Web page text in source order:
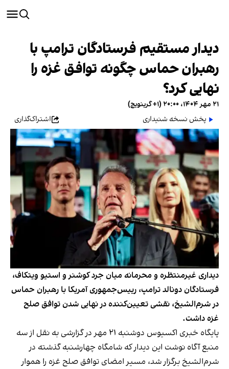
دیدار مستقیم فرستادگان ترامپ با
رهبران حماس چگونه توافق غزه را
نهایی کرد؟
۲۱ مهر ۱۴۰۴، ۲۰:۰۰ (‎+۱ گرینویچ)
پخش نسخه شنیداری
اشتراک‌گذاری
دیداری غیرمنتظره و محرمانه میان جرد کوشنر و استیو ویتکاف،
فرستادگان دونالد ترامپ، رییس‌جمهوری آمریکا با رهبران حماس
در شرم‌الشیخ، نقشی تعیین‌کننده در نهایی شدن توافق صلح
غزه داشت.
پایگاه خبری اکسیوس دوشنبه ۲۱ مهر در گزارشی به نقل از سه
منبع آگاه نوشت این دیدار که شامگاه چهارشنبه گذشته در
شرم‌الشیخ برگزار شد، مسیر امضای توافق صلح غزه را هموار